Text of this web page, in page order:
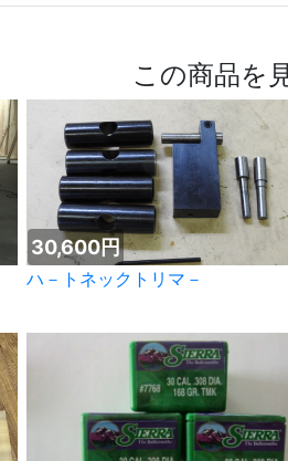
この商品を
30,600円
ハ－トネックトリマ－